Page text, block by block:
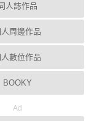
人誌作品
人周邊作品
人數位作品
BOOKY
Ad